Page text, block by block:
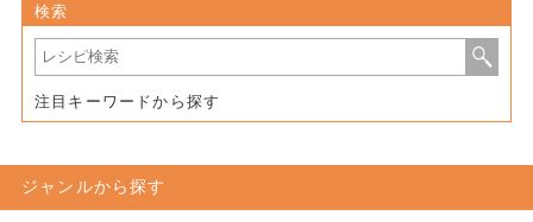
検索
注目キーワードから探す
ジャンルから探す